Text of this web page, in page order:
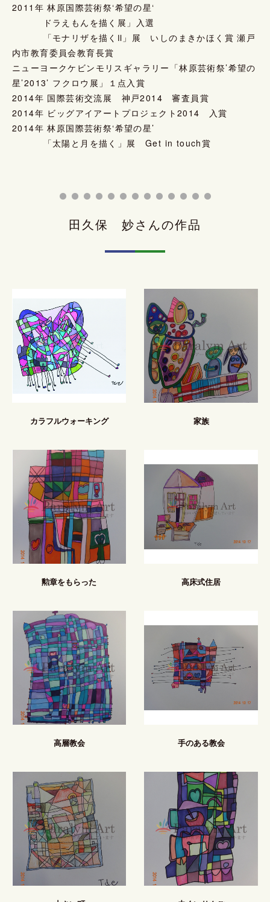
2011年 林原国際芸術祭‘希望の星‘
ドラえもんを描く展」入選
「モナリザを描くⅡ」展 いしのまきかほく賞 瀬戸
内市教育委員会教育長賞
ニューヨークケビンモリスギャラリー「林原芸術祭’希望の
星’2013’ フクロウ展」１点入賞
2014年 国際芸術交流展 神戸2014 審査員賞
2014年 ビッグアイアートプロジェクト2014 入賞
2014年 林原国際芸術祭‘希望の星’
「太陽と月を描く」展 Get in touch賞
田久保 妙さんの作品
カラフルウォーキング 家族
勲章をもらった 高床式住居
高層教会 手のある教会